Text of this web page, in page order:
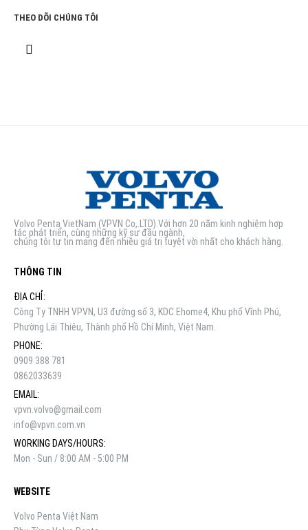
THEO DÕI CHÚNG TÔI
Volvo Penta VietNam (VPVN Co,.LTD).Với hơn 20 năm kinh nghiệm hợp
tác phát triển, cùng những kỹ sư đầu ngành,
chúng tôi tự tin mang đến nhiều giá trị tuyệt vời nhất cho khách hàng.
THÔNG TIN
ĐỊA CHỈ:
Công Ty TNHH VPVN, U3 đường số 3, KDC Ehome4, Khu phố Vĩnh Phú,
Phường Lái Thiêu, Thành phố Hồ Chí Minh, Việt Nam.
PHONE:
0909 388 781
0862033639
EMAIL:
vpvn.volvo@gmail.com
info@vpvn.com.vn
WORKING DAYS/HOURS:
Mon - Sun / 8:00 AM - 5:00 PM
WEBSITE
Volvo Penta Việt Nam